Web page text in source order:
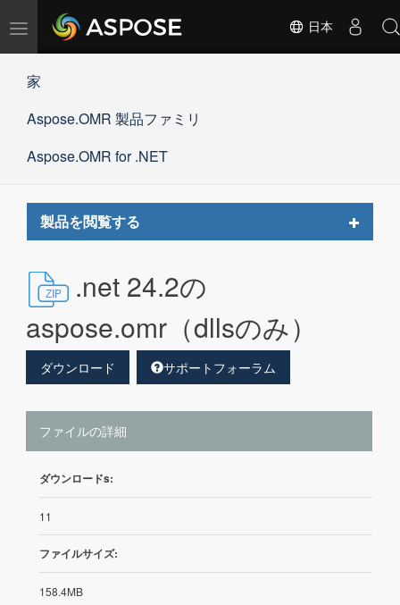
ナ
ー
ョ
の
日本
家
Aspose.OMR 製品ファミリ
Aspose.OMR for .NET
製品を閲覧する
Toggle
.net 24.2の
aspose.omr（dllsのみ）
ダウンロード サポートフォーラム
ファイルの詳細
ダウンロードs:
11
ファイルサイズ:
158.4MB